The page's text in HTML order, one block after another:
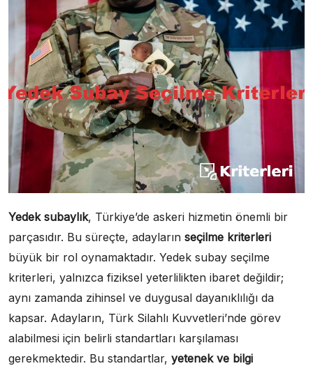
Yedek subaylık, Türkiye’de askeri hizmetin önemli bir
parçasıdır. Bu süreçte, adayların seçilme kriterleri
büyük bir rol oynamaktadır. Yedek subay seçilme
kriterleri, yalnızca fiziksel yeterlilikten ibaret değildir;
aynı zamanda zihinsel ve duygusal dayanıklılığı da
kapsar. Adayların, Türk Silahlı Kuvvetleri’nde görev
alabilmesi için belirli standartları karşılaması
gerekmektedir. Bu standartlar, yetenek ve bilgi